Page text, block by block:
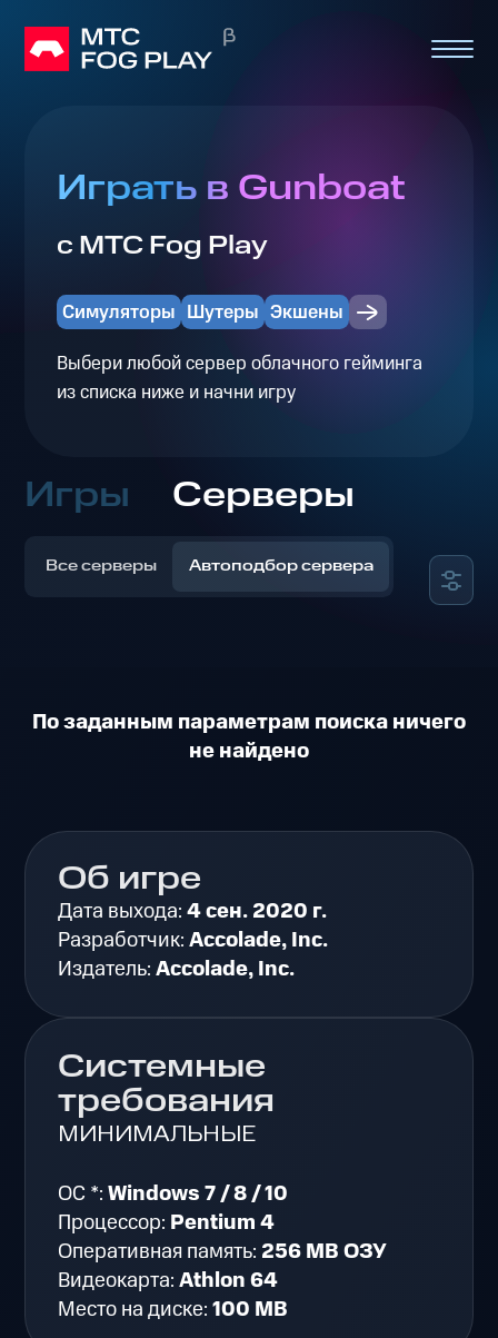
Играть в Gunboat
с МТС Fog Play
Симуляторы Шутеры Экшены
Выбери любой сервер облачного гейминга
из списка ниже и начни игру
Игры Серверы
Все серверы Автоподбор сервера
По заданным параметрам поиска ничего
не найдено
Об игре
Дата выхода:4 сен. 2020 г.
Разработчик:Accolade, Inc.
Издатель:Accolade, Inc.
Системные
требования
МИНИМАЛЬНЫЕ
ОС *:Windows 7 / 8 / 10
Процессор: Pentium 4
Оперативная память: 256 MB ОЗУ
Видеокарта:Athlon 64
Место на диске:100 MB